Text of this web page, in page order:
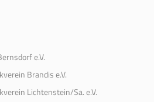
e.V.
Brandis e.V.
Lichtenstein/Sa. e.V.